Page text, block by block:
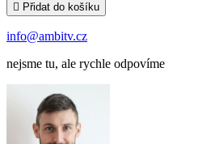
 Přidat do košíku
info@ambitv.cz
nejsme tu, ale rychle odpovíme